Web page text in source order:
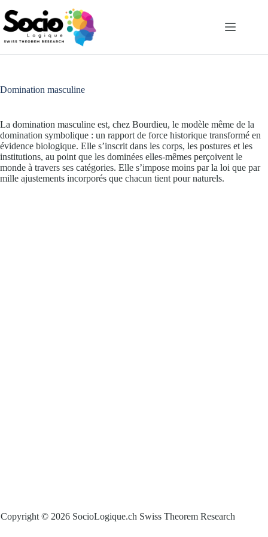
au
contenu
Domination masculine
La domination masculine est, chez Bourdieu, le modèle même de la
domination symbolique : un rapport de force historique transformé en
évidence biologique. Elle s’inscrit dans les corps, les postures et les
institutions, au point que les dominées elles-mêmes perçoivent le
monde à travers ses catégories. Elle s’impose moins par la loi que par
mille ajustements incorporés que chacun tient pour naturels.
Copyright © 2026 SocioLogique.ch Swiss Theorem Research